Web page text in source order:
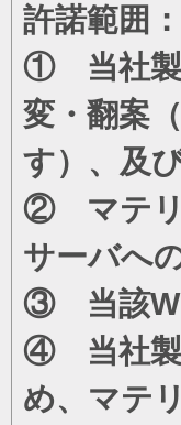
許諾範囲：
① 当社製
変・翻案
す）、及
② マテリ
サーバへ
③ 当該
④ 当社製
め、マテ